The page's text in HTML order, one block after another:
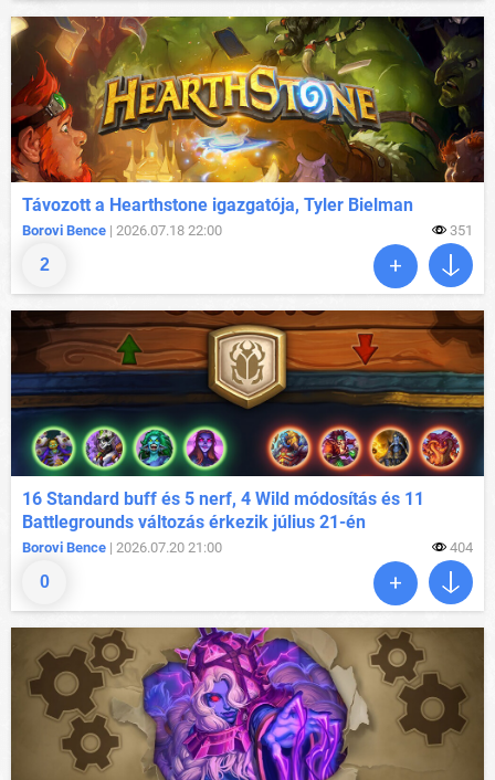
2
Távozott a Hearthstone igazgatója, Tyler Bielman
Borovi Bence | 2026.07.18 22:00 351
0
16 Standard buff és 5 nerf, 4 Wild módosítás és 11
Battlegrounds változás érkezik július 21-én
Borovi Bence | 2026.07.20 21:00 404